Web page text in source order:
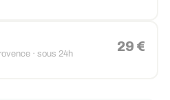
· sous 24h 29 €